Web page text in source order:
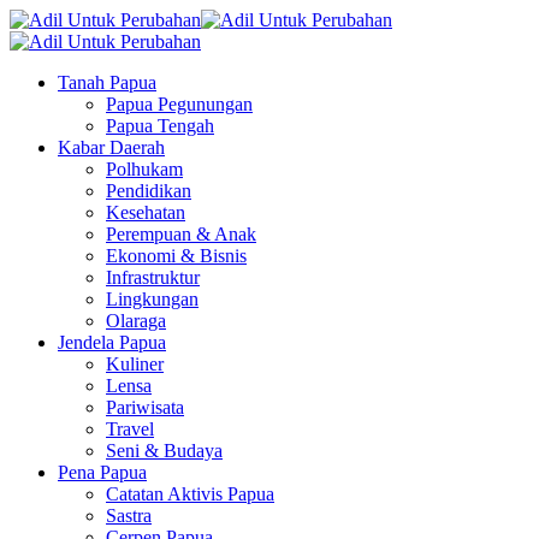
Tanah Papua
Papua Pegunungan
Papua Tengah
Kabar Daerah
Polhukam
Pendidikan
Kesehatan
Perempuan & Anak
Ekonomi & Bisnis
Infrastruktur
Lingkungan
Olaraga
Jendela Papua
Kuliner
Lensa
Pariwisata
Travel
Seni & Budaya
Pena Papua
Catatan Aktivis Papua
Sastra